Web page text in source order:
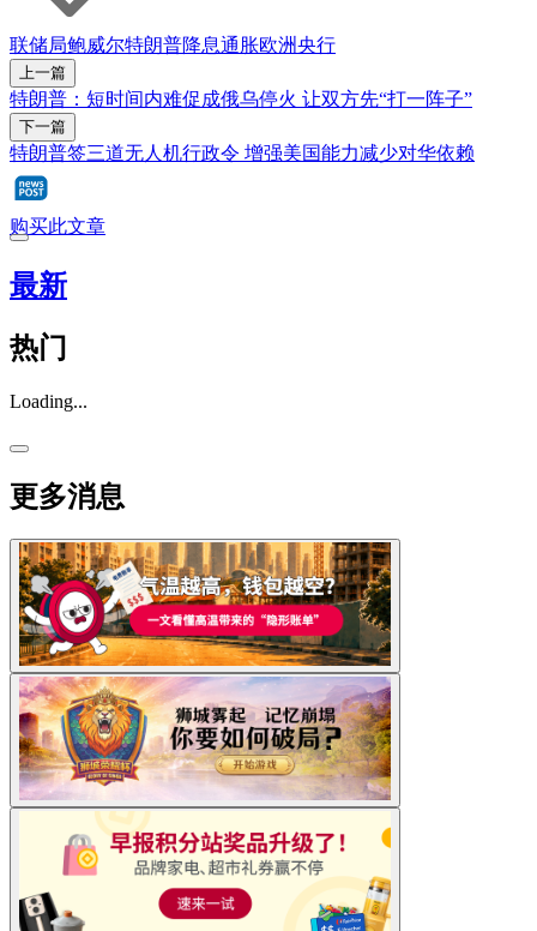
联储局鲍威尔特朗普降息通胀欧洲央行
上一篇
特朗普：短时间内难促成俄乌停火 让双方先“打一阵子”
下一篇
特朗普签三道无人机行政令 增强美国能力减少对华依赖
购买此文章
最新
热门
Loading...
更多消息